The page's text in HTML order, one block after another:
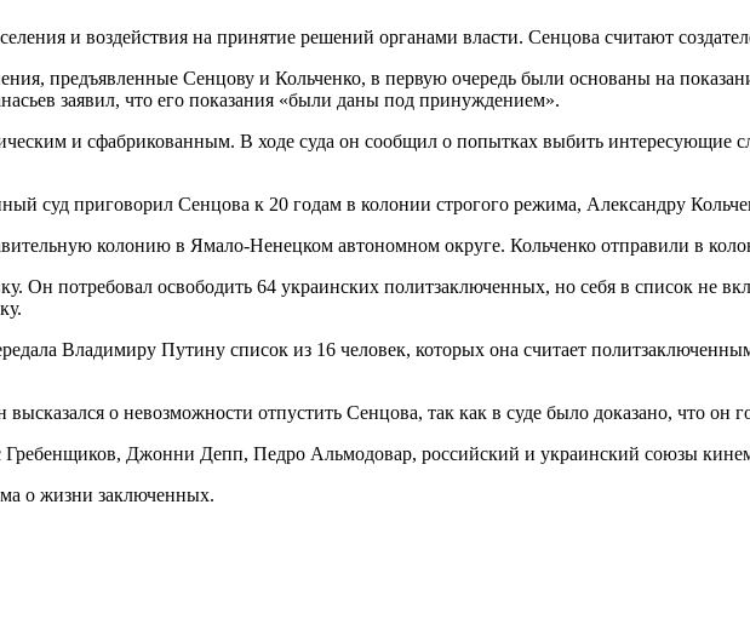
и воздействия на принятие решений органами власти. Сенцова считают
предъявленные Сенцову и Кольченко, в первую очередь были основаны на
заявил, что его показания «были даны под принуждением».
и сфабрикованным. В ходе суда он сообщил о попытках выбить интересующие
суд приговорил Сенцова к 20 годам в колонии строгого режима, Александру
колонию в Ямало-Ненецком автономном округе. Кольченко отправили в
Он потребовал освободить 64 украинских политзаключенных, но себя в список не
Владимиру Путину список из 16 человек, которых она считает
о невозможности отпустить Сенцова, так как в суде было доказано, что он
Джонни Депп, Педро Альмодовар, российский и украинский союзы
о жизни заключенных.